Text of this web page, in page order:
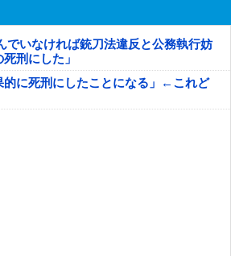
でいなければ銃刀法違反と公務執行妨
刑にした」
的に死刑にしたことになる」←これど